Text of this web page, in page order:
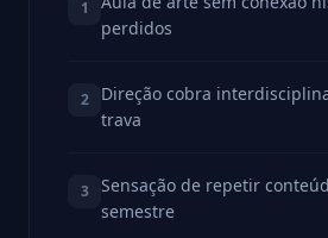
1
perdidos
2
Direção cobra
trava
3
Sensação de repetir
semestre